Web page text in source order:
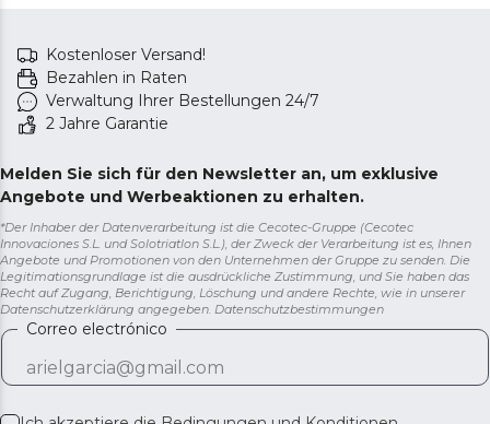
Kostenloser Versand!
Bezahlen in Raten
Verwaltung Ihrer Bestellungen 24/7
2 Jahre Garantie
Melden Sie sich für den Newsletter an, um exklusive
Angebote und Werbeaktionen zu erhalten.
*Der Inhaber der Datenverarbeitung ist die Cecotec-Gruppe (Cecotec
Innovaciones S.L. und Solotriatlon S.L.), der Zweck der Verarbeitung ist es, Ihnen
Angebote und Promotionen von den Unternehmen der Gruppe zu senden. Die
Legitimationsgrundlage ist die ausdrückliche Zustimmung, und Sie haben das
Recht auf Zugang, Berichtigung, Löschung und andere Rechte, wie in unserer
Datenschutzerklärung angegeben. Datenschutzbestimmungen
Correo electrónico